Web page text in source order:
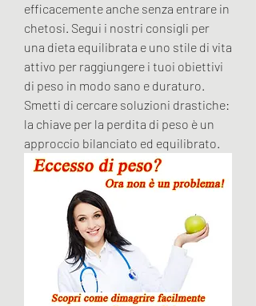
efficacemente anche senza entrare in
chetosi. Segui i nostri consigli per
una dieta equilibrata e uno stile di vita
attivo per raggiungere i tuoi obiettivi
di peso in modo sano e duraturo.
Smetti di cercare soluzioni drastiche:
la chiave per la perdita di peso è un
approccio bilanciato ed equilibrato.